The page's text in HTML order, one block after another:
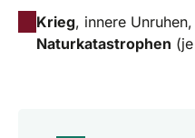
Krieg, innere
Naturkatastrophen